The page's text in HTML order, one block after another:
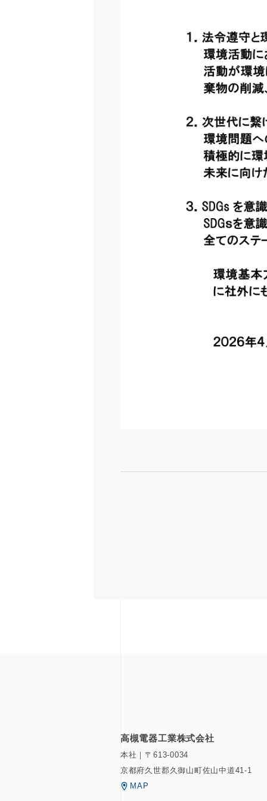
高槻電器工業株式会社
本社｜〒613-0034
京都府久世郡久御山町佐山中道41-1
MAP